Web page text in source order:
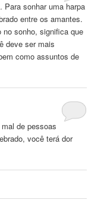
sonhar uma harpa
entre os amantes.
no sonho, significa que
deve ser mais
como assuntos de
de pessoas
, você terá dor